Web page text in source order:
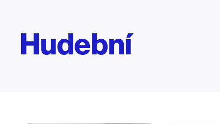
Hudební